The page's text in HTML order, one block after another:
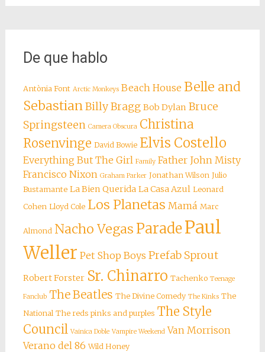
De que hablo
Antònia Font Arctic Monkeys Beach House Belle and
SebastianBilly Bragg Bob Dylan Bruce
Springsteen Camera Obscura Christina
Rosenvinge David Bowie Elvis Costello
Everything But The Girl Family Father John Misty
Francisco Nixon Graham Parker Jonathan Wilson Julio
Bustamante La Bien Querida La Casa Azul Leonard
Cohen Lloyd Cole Los Planetas Mamá Marc
Almond Nacho Vegas ParadePaul
Weller Pet Shop Boys Prefab Sprout
Robert Forster Sr. Chinarro Tachenko Teenage
Fanclub The Beatles The Divine Comedy The Kinks The
National The reds pinks and purples The Style
Council Vainica Doble Vampire Weekend Van Morrison
Verano del 86 Wild Honey